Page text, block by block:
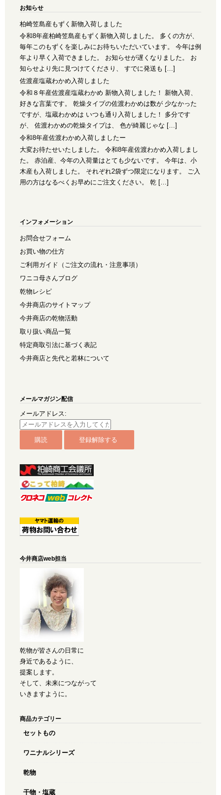
お知らせ
柏崎笠島産もずく新物入荷しました
令和8年産柏崎笠島産もずく新物入荷しました。 多くの方が、
毎年このもずくを楽しみにお待ちいただいています。 今年は例
年より早く入荷できました。 お知らせが遅くなりました。 お
知らせより先に見つけてくださり、 すでに発送も […]
佐渡産塩蔵わかめ入荷しました
令和８年産佐渡産塩蔵わかめ 新物入荷しました！ 新物入荷、
好きな言葉です。 乾燥タイプの佐渡わかめは数が 少なかった
ですが、塩蔵わかめは いつも通り入荷しました！ 多分です
が、 佐渡わかめの乾燥タイプは、 色が綺麗じゃな […]
令和8年産佐渡わかめ入荷しましたー
大変お待たせいたしました。 令和8年産佐渡わかめ入荷しまし
た。 赤泊産、今年の入荷量はとても少ないです。 今年は、小
木産も入荷しました。 それぞれ2袋ずつ限定になります。 ご入
用の方はなるべくお早めにご注文ください。 乾 […]
インフォメーション
お問合せフォーム
お買い物の仕方
ご利用ガイド（ご注文の流れ・注意事項）
ワニコ母さんブログ
乾物レシピ
今井商店のサイトマップ
今井商店の乾物活動
取り扱い商品一覧
特定商取引法に基づく表記
今井商店と先代と若林について
メールマガジン配信
メールアドレス:
今井商店web担当
乾物が皆さんの日常に
身近であるように、
提案します。
そして、未来につながって
いきますように。
商品カテゴリー
セットもの
ワニナルシリーズ
乾物
干物・塩蔵